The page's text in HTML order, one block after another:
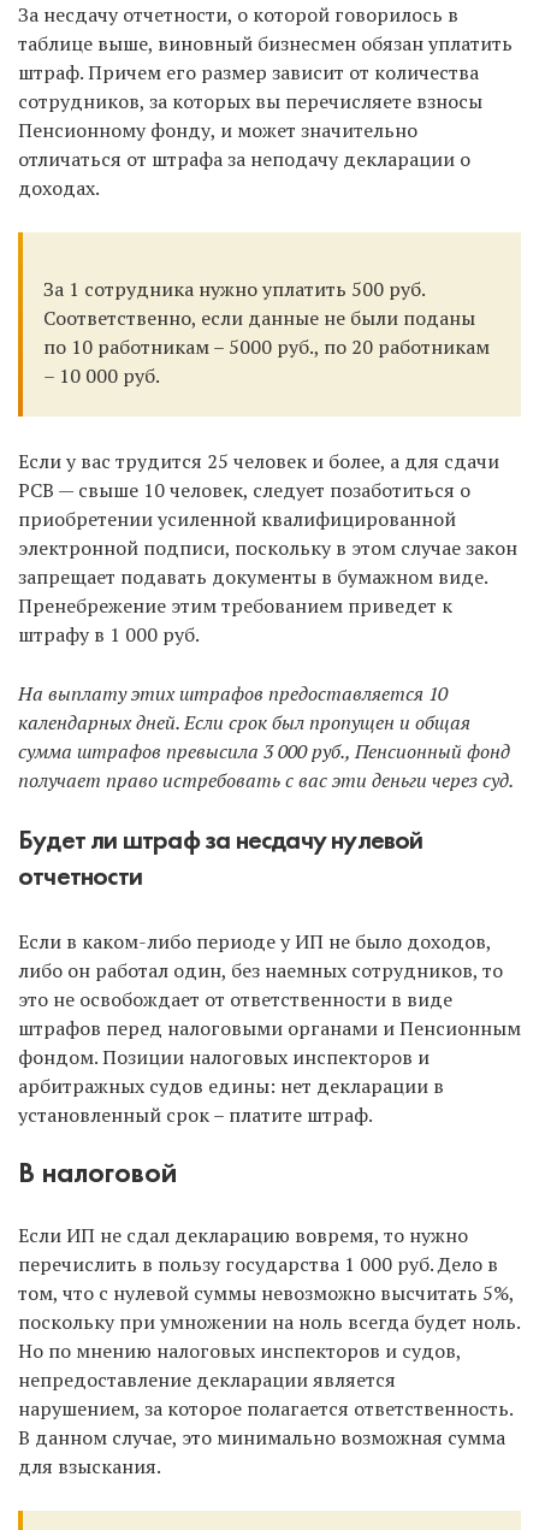
За несдачу отчетности, о которой говорилось в
таблице выше, виновный бизнесмен обязан уплатить
штраф. Причем его размер зависит от количества
сотрудников, за которых вы перечисляете взносы
Пенсионному фонду, и может значительно
отличаться от штрафа за неподачу декларации о
доходах.
За 1 сотрудника нужно уплатить 500 руб.
Соответственно, если данные не были поданы
по 10 работникам – 5000 руб., по 20 работникам
– 10 000 руб.
Если у вас трудится 25 человек и более, а для сдачи
РСВ — свыше 10 человек, следует позаботиться о
приобретении усиленной квалифицированной
электронной подписи, поскольку в этом случае закон
запрещает подавать документы в бумажном виде.
Пренебрежение этим требованием приведет к
штрафу в 1 000 руб.
На выплату этих штрафов предоставляется 10
календарных дней. Если срок был пропущен и общая
сумма штрафов превысила 3 000 руб., Пенсионный фонд
получает право истребовать с вас эти деньги через суд.
Будет ли штраф за несдачу нулевой
отчетности
Если в каком-либо периоде у ИП не было доходов,
либо он работал один, без наемных сотрудников, то
это не освобождает от ответственности в виде
штрафов перед налоговыми органами и Пенсионным
фондом. Позиции налоговых инспекторов и
арбитражных судов едины: нет декларации в
установленный срок – платите штраф.
В налоговой
Если ИП не сдал декларацию вовремя, то нужно
перечислить в пользу государства 1 000 руб. Дело в
том, что с нулевой суммы невозможно высчитать 5%,
поскольку при умножении на ноль всегда будет ноль.
Но по мнению налоговых инспекторов и судов,
непредоставление декларации является
нарушением, за которое полагается ответственность.
В данном случае, это минимально возможная сумма
для взыскания.